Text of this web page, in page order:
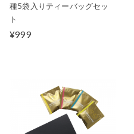
種5袋入りティーバッグセッ
ト
¥999